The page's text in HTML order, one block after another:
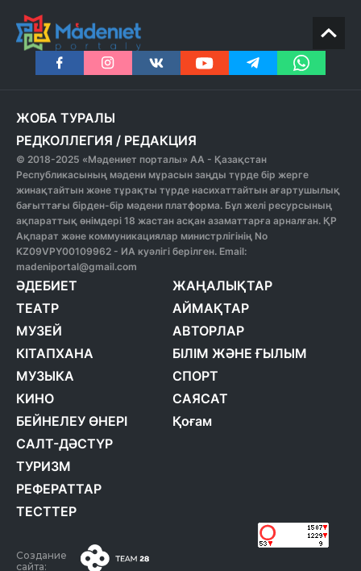
ЖОБА ТУРАЛЫ
РЕДКОЛЛЕГИЯ / РЕДАКЦИЯ
© 2018-2025 «Мәдениет порталы» АА - Қазақстан
Республикасының мәдени мұрасын заңды түрде бір жерге
жинақтайтын және тұрақты түрде насихаттайтын ағартушылық
бағыттағы бірден-бір мәдени платформа. Бұл желі ресурсының
ақпараттық өнімдері 18 жастан асқан азаматтарға арналған. ҚР
Ақпарат және коммуникациялар министрлігінің No
KZ09VPY00109962 - ИА куәлігі берілген. Email:
madeniportal@gmail.com
ӘДЕБИЕТ
ТЕАТР
МУЗЕЙ
КІТАПХАНА
МУЗЫКА
КИНО
БЕЙНЕЛЕУ ӨНЕРІ
САЛТ-ДӘСТҮР
ТУРИЗМ
РЕФЕРАТТАР
ТЕСТТЕР
ЖАҢАЛЫҚТАР
АЙМАҚТАР
АВТОРЛАР
БІЛІМ ЖӘНЕ ҒЫЛЫМ
СПОРТ
САЯСАТ
Қоғам
Создание
сайта: